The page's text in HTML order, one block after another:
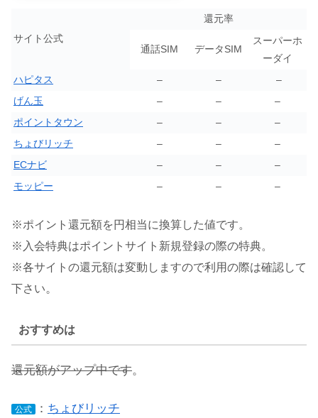
サイト公式
還元率
通話SIM データSIM
スーパーホ
ーダイ
ハピタス – –
–
げん玉
– –
–
ポイントタウン
– –
–
ちょびリッチ
– –
–
ECナビ
– –
–
モッピー
– – –
※ポイント還元額を円相当に換算した値です。
※入会特典はポイントサイト新規登録の際の特典。
※各サイトの還元額は変動しますので利用の際は確認して
下さい。
おすすめは
還元額がアップ中です。
公式 ： ちょびリッチ